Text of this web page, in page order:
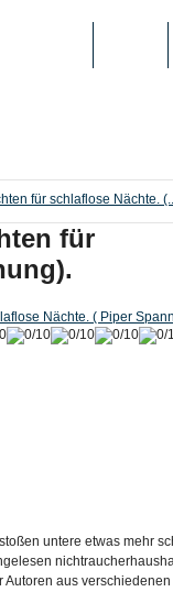
für schlaflose Nächte.
für
Nächte. ( Piper
untere etwas mehr
aus